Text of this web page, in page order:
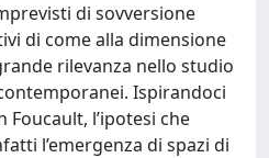
di sovversione
di come alla dimensione
rilevanza nello studio
Ispirandoci
Foucault, l’ipotesi che
l’emergenza di spazi di